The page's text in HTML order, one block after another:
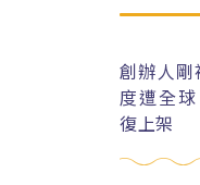
創辦人
度遭全
復上架